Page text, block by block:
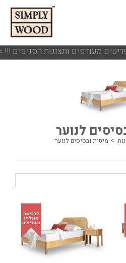
<<
לנוער
מיטות ובסיסים לנוער